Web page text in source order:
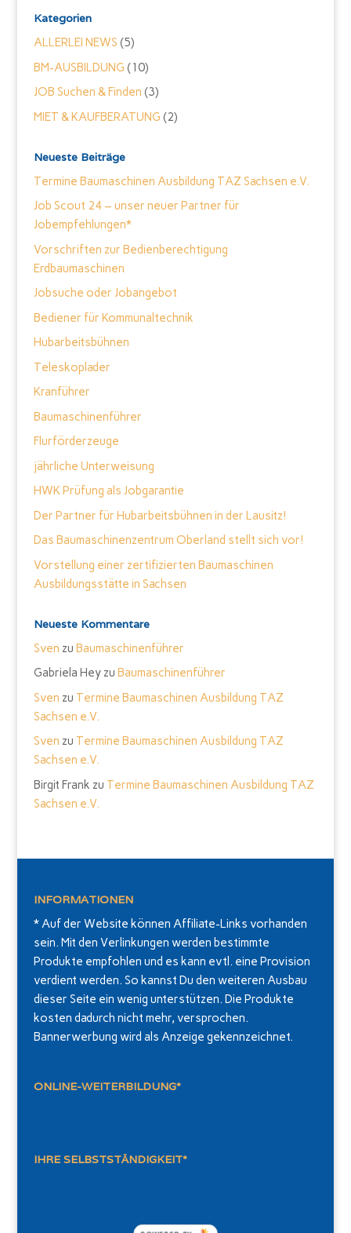
Kategorien
ALLERLEI NEWS (5)
BM-AUSBILDUNG (10)
JOB Suchen & Finden (3)
MIET & KAUFBERATUNG (2)
Neueste Beiträge
Termine Baumaschinen Ausbildung TAZ Sachsen e.V.
Job Scout 24 – unser neuer Partner für
Jobempfehlungen*
Vorschriften zur Bedienberechtigung
Erdbaumaschinen
Jobsuche oder Jobangebot
Bediener für Kommunaltechnik
Hubarbeitsbühnen
Teleskoplader
Kranführer
Baumaschinenführer
Flurförderzeuge
jährliche Unterweisung
HWK Prüfung als Jobgarantie
Der Partner für Hubarbeitsbühnen in der Lausitz!
Das Baumaschinenzentrum Oberland stellt sich vor!
Vorstellung einer zertifizierten Baumaschinen
Ausbildungsstätte in Sachsen
Neueste Kommentare
Sven zu Baumaschinenführer
Gabriela Heyzu Baumaschinenführer
Sven zu Termine Baumaschinen Ausbildung TAZ
Sachsen e.V.
Sven zu Termine Baumaschinen Ausbildung TAZ
Sachsen e.V.
Birgit Frank zu Termine Baumaschinen Ausbildung TAZ
Sachsen e.V.
INFORMATIONEN
* Auf der Website können Affiliate-Links vorhanden
sein. Mit den Verlinkungen werden bestimmte
Produkte empfohlen und es kann evtl. eine Provision
verdient werden. So kannst Du den weiteren Ausbau
dieser Seite ein wenig unterstützen. Die Produkte
kosten dadurch nicht mehr, versprochen.
Bannerwerbung wird als Anzeige gekennzeichnet.
ONLINE-WEITERBILDUNG*
IHRE SELBSTSTÄNDIGKEIT*